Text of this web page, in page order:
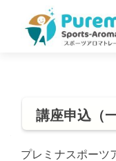
講座申込（
プレミナスポーツ